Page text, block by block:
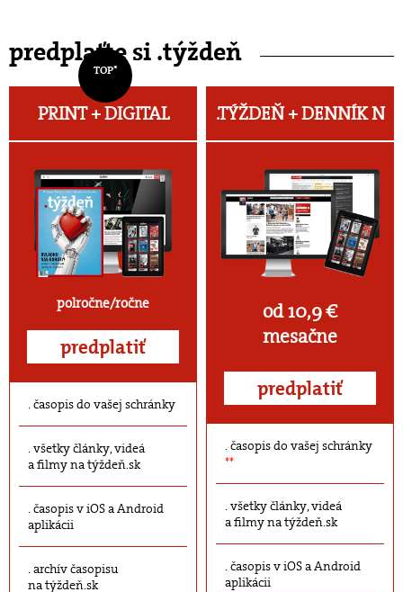
predplaťte si .týždeň
TOP*
PRINT + DIGITAL
polročne/ročne
predplatiť
časopis do vašej schránky
všetky články, videá
a filmy na týždeň.sk
časopis v iOS a Android
aplikácii
archív časopisu
na týždeň.sk
.TÝŽDEŇ +DENNÍK N
od 10,9 €
mesačne
predplatiť
časopis do vašej schránky
**
všetky články, videá
a filmy na týždeň.sk
časopis v iOS a Android
aplikácii